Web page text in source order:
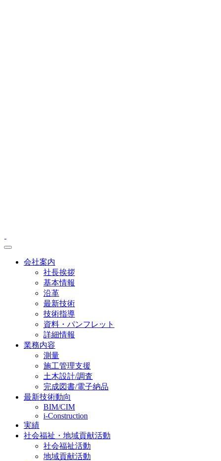
会社案内
社長挨拶
基本情報
沿革
最新技術
技術指導
資料・パンフレット
詳細情報
業務内容
測量
施工管理支援
土木設計/調査
完成図書/電子納品
最新技術動向
BIM/CIM
i-Construction
実績
社会福祉・地域貢献活動
社会福祉活動
地域貢献活動